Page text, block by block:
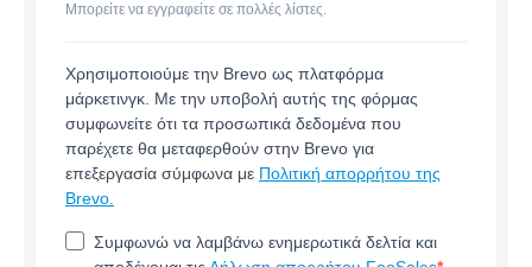
Μπορείτε να εγγραφείτε σε πολλές λίστες.
Χρησιμοποιούμε την Brevo ως πλατφόρμα
μάρκετινγκ. Με την υποβολή αυτής της φόρμας
συμφωνείτε ότι τα προσωπικά δεδομένα που
παρέχετε θα μεταφερθούν στην Brevo για
επεξεργασία σύμφωνα με Πολιτική απορρήτου της
Brevo.
Συμφωνώ να λαμβάνω ενημερωτικά δελτία και